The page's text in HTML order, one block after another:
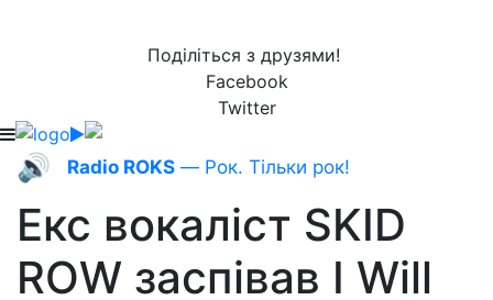
Поділіться з друзями!
Facebook
Twitter
🔊 Radio ROKS — Рок. Тільки рок!
Екс вокаліст SKID
ROW заспівав I Will